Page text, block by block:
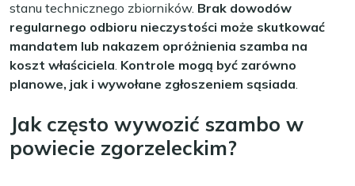
stanu technicznego zbiorników. Brak dowodów
regularnego odbioru nieczystości może skutkować
mandatem lub nakazem opróżnienia szamba na
koszt właściciela. Kontrole mogą być zarówno
planowe, jak i wywołane zgłoszeniem sąsiada.
Jak często wywozić szambo w
powiecie zgorzeleckim?